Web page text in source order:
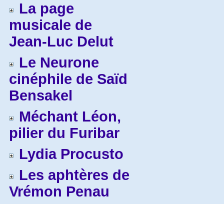
La page
musicale de
Jean-Luc Delut
Le Neurone
cinéphile de Saïd
Bensakel
Méchant Léon,
pilier du Furibar
Lydia Procusto
Les aphtères de
Vrémon Penau